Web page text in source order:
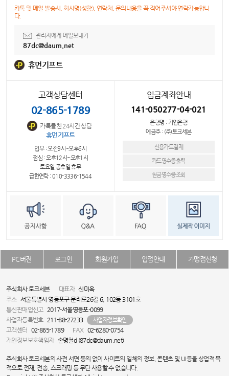
카톡 및 메일 발송시, 회사명(성함), 연락처, 문의내용을 꼭 적어주셔야 연락가능합니
다.
관리자에게 메일보내기
87dc@daum.net
휴먼기프트
고객상담센터
02-865-1789
카톡플친 24시간 상담
휴먼기프트
업무 : 오전9시~오후6시
점심 : 오후12시~오후1시
토요일,공휴일 휴무
급한연락 : 010-3336-1544
입금계좌안내
141-050277-04-021
은행명 : 기업은행
예금주 : (주)토크세븐
신용카드결제
카드영수증출력
현금영수증조회
PC버전 로그인 회원가입 입점안내 가맹점신청
주식회사 토크세븐 대표자 신미옥
주소 서울특별시 영등포구 문래로26길 6, 102동 3101호
통신판매업신고
2017-서울영등포-0099
사업자등록번호
211-88-27233 사업자정보확인
고객센터 02-865-1789 FAX 02-6280-0754
개인정보보호책임자 손명철d (87dc@daum.net)
주식회사 토크세븐의 사전 서면 동의 없이 사이트의 일체의 정보, 콘텐츠 및 UI등을 상업적 목
적으로 전재, 전송, 스크래핑 등 무단 사용할 수 없습니다.